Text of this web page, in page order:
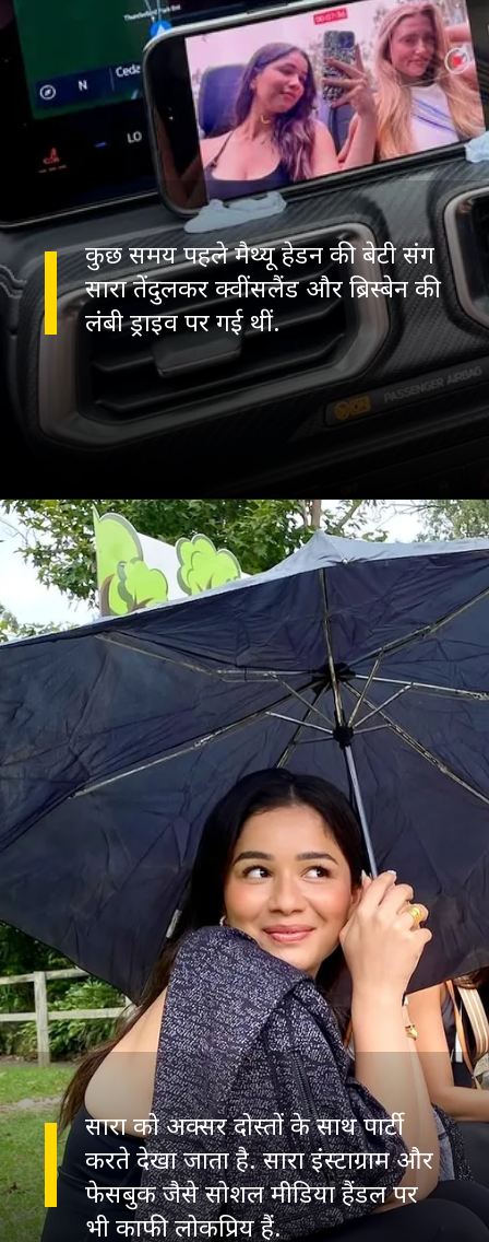
कुछ समय पहले मैथ्यू हेडन की बेटी संग
सारा तेंदुलकर क्वींसलैंड और ब्रिस्बेन की
लंबी ड्राइव पर गई थीं.
सारा को अक्सर दोस्तों के साथ पार्टी
करते देखा जाता है. सारा इंस्टाग्राम और
फेसबुक जैसे सोशल मीडिया हैंडल पर
भी काफी लोकप्रिय हैं.